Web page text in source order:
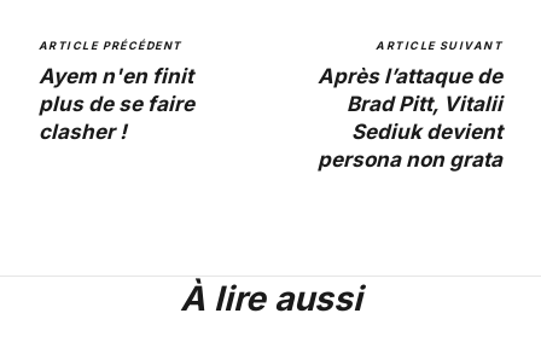
ARTICLE PRÉCÉDENT
Ayem n'en finit
plus de se faire
clasher !
ARTICLE SUIVANT
Après l’attaque de
Brad Pitt, Vitalii
Sediuk devient
persona non grata
À lire aussi